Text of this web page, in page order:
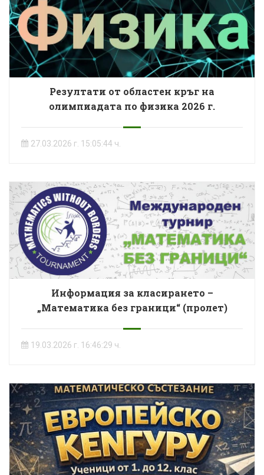
Резултати от областен кръг на
олимпиадата по физика 2026 г.
27.03.2026 г. 15:05:44 ч.
Информация за класирането –
„Математика без граници“ (пролет)
19.03.2026 г. 16:46:29 ч.